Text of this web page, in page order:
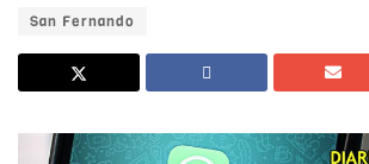
San Fernando